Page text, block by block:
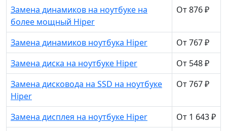
Замена динамиков на ноутбуке на
более мощный Hiper
От 876 ₽
Замена динамиков ноутбука Hiper
От 767 ₽
Замена диска на ноутбуке Hiper
От 548 ₽
Замена дисковода на SSD на ноутбуке
Hiper
От 767 ₽
Замена дисплея на ноутбуке Hiper
От 1 643 ₽